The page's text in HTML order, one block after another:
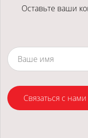
Оставьте ваши
Связаться с нами